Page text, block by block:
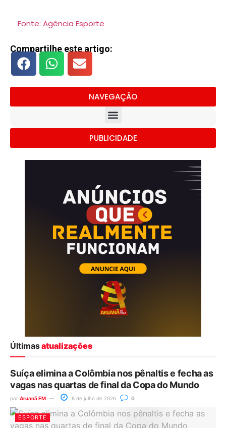
Fonte: Agência Esporte
Compartilhe este artigo:
NAVEGAÇÃO
PUBLICIDADE
Últimasatualizações
Suíça elimina a Colômbia nos pênaltis e fecha as
vagas nas quartas de final da Copa do Mundo
por Aruanã FM 8 de julho de 2026 0
ESPORTE